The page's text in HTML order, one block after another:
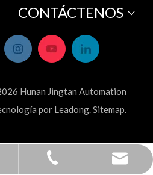
CONTÁCTENOS
Hunan Jingtan Automation
por Leadong.Sitemap.
22498108